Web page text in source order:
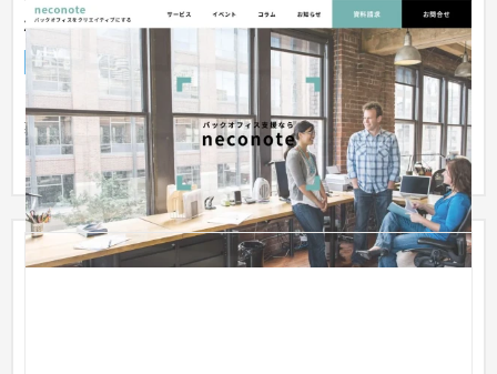
株式会社日乃出工業（コーポレートサイト）
企業サイト 建設・工務店・住宅・リフォーム 31〜50万円
スタートアップに特化したオフィス移転サービスを展開する企
業様のコーポ―レートサイトの制作です。 今後はオウンドメデ
ィアの...